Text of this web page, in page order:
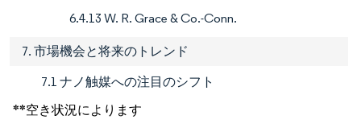
6.4.13 W. R. Grace & Co.-Conn.
7. 市場機会と将来のトレンド
7.1 ナノ触媒への注目のシフト
**空き状況によります